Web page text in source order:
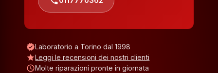
verifiedLaboratorio a Torino dal 1998
starLeggi le recensioni dei nostri clienti
scheduleMolte riparazioni pronte in giornata